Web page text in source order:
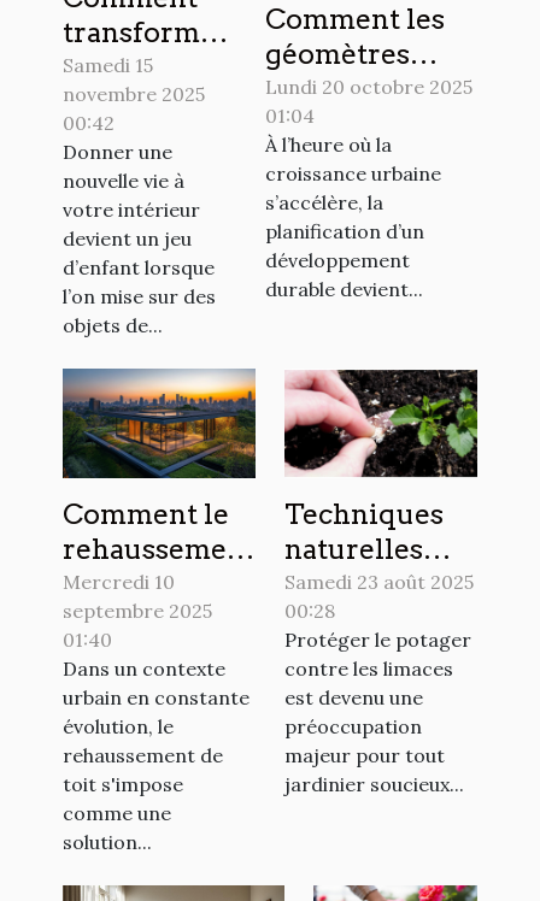
transformer
votre espace
avec des
objets de
décoration
uniques ?
Samedi 15
novembre 2025
00:42
Donner une
nouvelle vie à
votre intérieur
devient un jeu
d’enfant lorsque
l’on mise sur des
objets de...
Comment les
géomètres
experts
facilitent le
développement
urbain durable
?
Lundi 20 octobre 2025
01:04
À l’heure où la
croissance urbaine
s’accélère, la
planification d’un
développement
durable devient...
Comment le
rehaussement
de toit
transforme
l'habitat
urbain ?
Mercredi 10
septembre 2025
01:40
Dans un contexte
urbain en constante
évolution, le
rehaussement de
toit s'impose
comme une
solution...
Techniques
naturelles
pour éloigner
les limaces du
potager ?
Samedi 23 août 2025
00:28
Protéger le potager
contre les limaces
est devenu une
préoccupation
majeur pour tout
jardinier soucieux...